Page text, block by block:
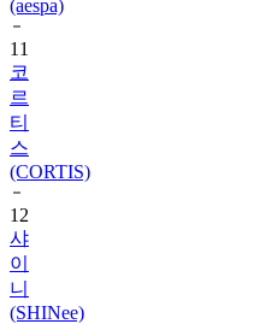
(aespa)
11
코
르
티
스
(CORTIS)
12
샤
이
니
(SHINee)